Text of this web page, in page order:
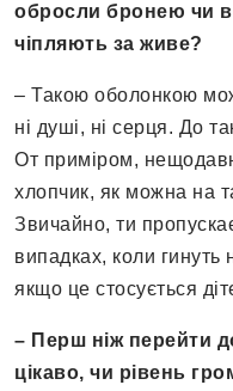
обросли бронею чи
чіпляють за живе?
– Такою оболонкою
ні душі, ні серця. До
От приміром,
хлопчик, як можна на
Звичайно, ти
випадках, коли
якщо це стосується
– Перш ніж перейти
цікаво, чи рівень